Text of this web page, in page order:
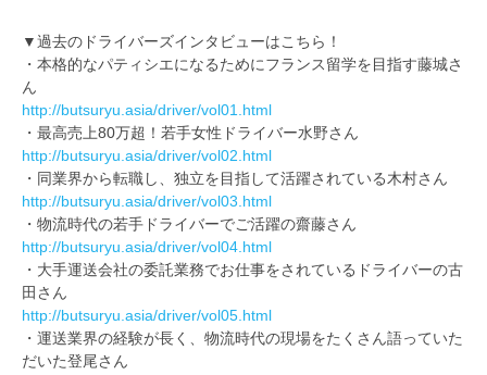
▼過去のドライバーズインタビューはこちら！
・本格的なパティシエになるためにフランス留学を目指す藤城さ
ん
http://butsuryu.asia/driver/vol01.html
・最高売上80万超！若手女性ドライバー水野さん
http://butsuryu.asia/driver/vol02.html
・同業界から転職し、独立を目指して活躍されている木村さん
http://butsuryu.asia/driver/vol03.html
・物流時代の若手ドライバーでご活躍の齋藤さん
http://butsuryu.asia/driver/vol04.html
・大手運送会社の委託業務でお仕事をされているドライバーの古
田さん
http://butsuryu.asia/driver/vol05.html
・運送業界の経験が長く、物流時代の現場をたくさん語っていた
だいた登尾さん